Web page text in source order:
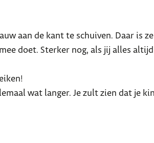
aan de kant te schuiven. Daar is
doet. Sterker nog, als jij alles
wat langer. Je zult zien dat je